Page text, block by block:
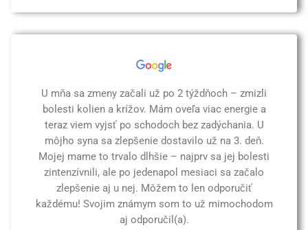
U mňa sa zmeny začali už po 2 týždňoch – zmizli
bolesti kolien a krížov. Mám oveľa viac energie a
teraz viem vyjsť po schodoch bez zadýchania. U
môjho syna sa zlepšenie dostavilo už na 3. deň.
Mojej mame to trvalo dlhšie – najprv sa jej bolesti
zintenzívnili, ale po jedenapol mesiaci sa začalo
zlepšenie aj u nej. Môžem to len odporučiť
každému! Svojim známym som to už mimochodom
aj odporučil(a).